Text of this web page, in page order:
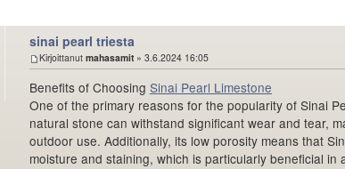
sinai pearl triesta
Kirjoittanut mahasamit» 3.6.2024 16:05
Benefits of Choosing Sinai Pearl Limestone
One of the primary reasons for the popularity of Sinai
natural stone can withstand significant wear and tear,
outdoor use. Additionally, its low porosity means that
moisture and staining, which is particularly beneficial in